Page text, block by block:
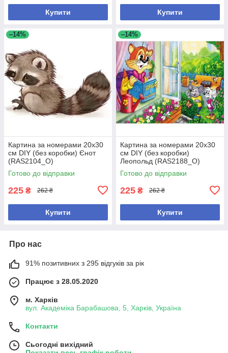
Купити Купити
–14%
Картина за номерами 20х30
см DIY (без коробки) Єнот
(RAS2104_O)
Готово до відправки
225 ₴ 262 ₴
Купити
–14%
Картина за номерами 20х30
см DIY (без коробки)
Леопольд (RAS2188_O)
Готово до відправки
225 ₴ 262 ₴
Купити
Про нас
91% позитивних з 295 відгуків за рік
Працює з 28.05.2020
м. Харків
вул. Академіка Барабашова, 5, Харків, Україна
Контакти
Сьогодні вихідний